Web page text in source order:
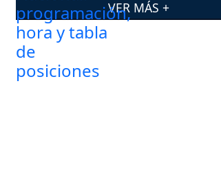
VER MÁS +